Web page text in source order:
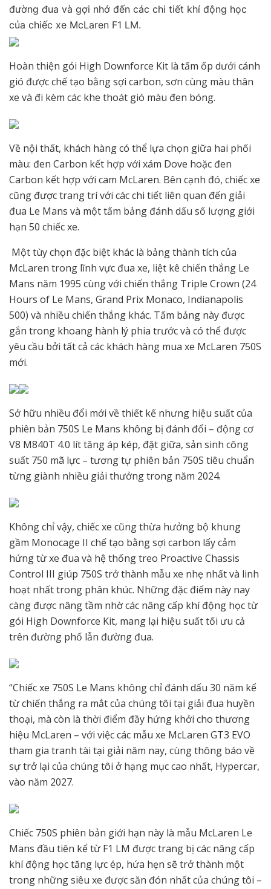
đường đua và gợi nhớ đến các chi tiết khí động học
của chiếc xe McLaren F1 LM.
Hoàn thiện gói High Downforce Kit là tấm ốp dưới cánh
gió được chế tạo bằng sợi carbon, sơn cùng màu thân
xe và đi kèm các khe thoát gió màu đen bóng.
Về nội thất, khách hàng có thể lựa chọn giữa hai phối
màu: đen Carbon kết hợp với xám Dove hoặc đen
Carbon kết hợp với cam McLaren. Bên cạnh đó, chiếc xe
cũng được trang trí với các chi tiết liên quan đến giải
đua Le Mans và một tấm bảng đánh dấu số lượng giới
hạn 50 chiếc xe.
Một tùy chọn đặc biệt khác là bảng thành tích của
McLaren trong lĩnh vực đua xe, liệt kê chiến thắng Le
Mans năm 1995 cùng với chiến thắng Triple Crown (24
Hours of Le Mans, Grand Prix Monaco, Indianapolis
500) và nhiều chiến thắng khác. Tấm bảng này được
gắn trong khoang hành lý phia trước và có thể được
yêu cầu bởi tất cả các khách hàng mua xe McLaren 750S
mới.
Sở hữu nhiều đổi mới về thiết kế nhưng hiệu suất của
phiên bản 750S Le Mans không bị đánh đổi – động cơ
V8 M840T 4.0 lít tăng áp kép, đặt giữa, sản sinh công
suất 750 mã lực – tương tự phiên bản 750S tiêu chuẩn
từng giành nhiều giải thưởng trong năm 2024.
Không chỉ vậy, chiếc xe cũng thừa hưởng bộ khung
gầm Monocage II chế tạo bằng sợi carbon lấy cảm
hứng từ xe đua và hệ thống treo Proactive Chassis
Control III giúp 750S trở thành mẫu xe nhẹ nhất và linh
hoạt nhất trong phân khúc. Những đặc điểm này nay
càng được nâng tầm nhờ các nâng cấp khí động học từ
gói High Downforce Kit, mang lại hiệu suất tối ưu cả
trên đường phố lẫn đường đua.
“Chiếc xe 750S Le Mans không chỉ đánh dấu 30 năm kể
từ chiến thắng ra mắt của chúng tôi tại giải đua huyền
thoại, mà còn là thời điểm đầy hứng khởi cho thương
hiệu McLaren – với việc các mẫu xe McLaren GT3 EVO
tham gia tranh tài tại giải năm nay, cùng thông báo về
sự trở lại của chúng tôi ở hạng mục cao nhất, Hypercar,
vào năm 2027.
Chiếc 750S phiên bản giới hạn này là mẫu McLaren Le
Mans đầu tiên kể từ F1 LM được trang bị các nâng cấp
khí động học tăng lực ép, hứa hẹn sẽ trở thành một
trong những siêu xe được săn đón nhất của chúng tôi –